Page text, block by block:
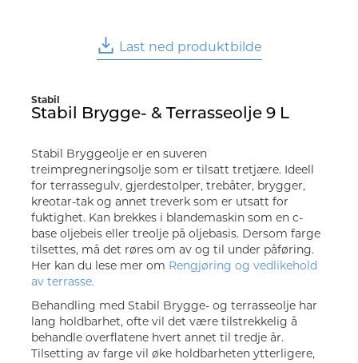
Last ned produktbilde
Stabil
Stabil Brygge- & Terrasseolje 9 L
Stabil Bryggeolje er en suveren
treimpregneringsolje som er tilsatt tretjære. Ideell
for terrassegulv, gjerdestolper, trebåter, brygger,
kreotar-tak og annet treverk som er utsatt for
fuktighet. Kan brekkes i blandemaskin som en c-
base oljebeis eller treolje på oljebasis. Dersom farge
tilsettes, må det røres om av og til under påføring.
Her kan du lese mer om Rengjøring og vedlikehold
av terrasse.
Behandling med Stabil Brygge- og terrasseolje har
lang holdbarhet, ofte vil det være tilstrekkelig å
behandle overflatene hvert annet til tredje år.
Tilsetting av farge vil øke holdbarheten ytterligere,